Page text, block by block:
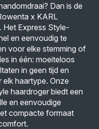
Dan is de
x KARL
Het Express Style-
en eenvoudig te
voor elke stemming of
in één: moeiteloos
in geen tijd en
elk haartype. Onze
haardroger biedt een
en eenvoudige
compacte formaat